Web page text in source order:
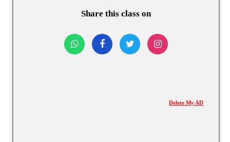
Share this class on
Delete My AD